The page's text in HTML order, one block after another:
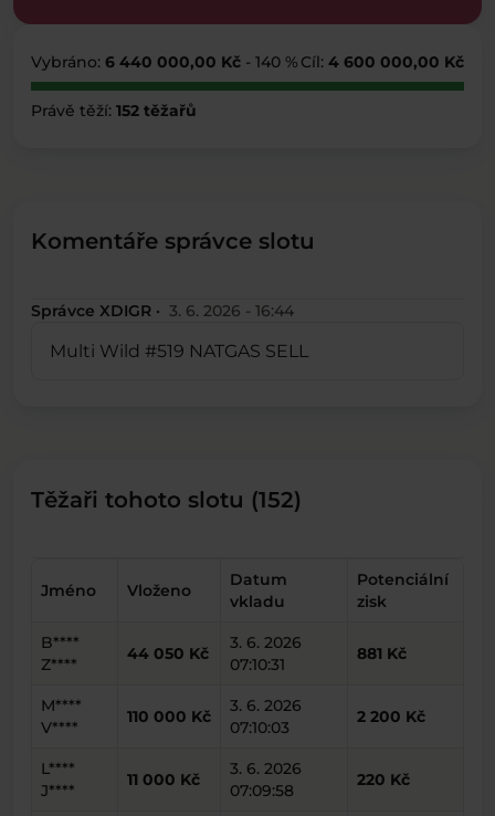
Vybráno: 6 440 000,00 Kč - 140 % Cíl: 4 600 000,00 Kč
Právě těží: 152 těžařů
Komentáře správce slotu
Správce XDIGR · 3. 6. 2026 - 16:44
Multi Wild #519 NATGAS SELL
Těžaři tohoto slotu (152)
Jméno Vloženo
Datum
vkladu
Potenciální
zisk
B****
Z****
44 050 Kč
3. 6. 2026
07:10:31
881 Kč
M****
V****
110 000 Kč
3. 6. 2026
07:10:03
2 200 Kč
L****
J****
11 000 Kč
3. 6. 2026
07:09:58
220 Kč